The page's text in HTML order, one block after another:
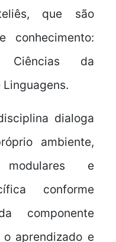
que são
Ciências da
dialoga
ambiente,
e
conforme
componente
aprendizado e